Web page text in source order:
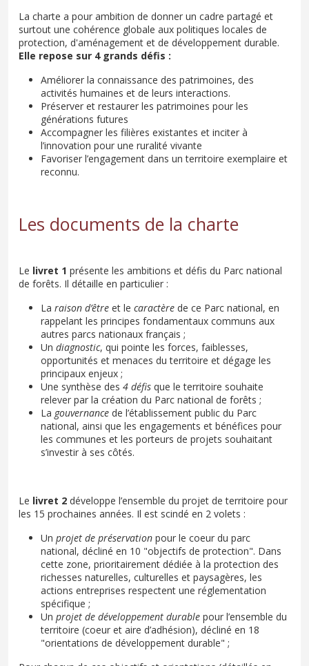
La charte a pour ambition de donner un cadre partagé et
surtout une cohérence globale aux politiques locales de
protection, d'aménagement et de développement durable.
Elle repose sur 4 grands défis :
Améliorer la connaissance des patrimoines, des
activités humaines et de leurs interactions.
Préserver et restaurer les patrimoines pour les
générations futures
Accompagner les filières existantes et inciter à
l’innovation pour une ruralité vivante
Favoriser l’engagement dans un territoire exemplaire et
reconnu.
Les documents de la charte
Le livret 1 présente les ambitions et défis du Parc national
de forêts. Il détaille en particulier :
La raison d’être et le caractère de ce Parc national, en
rappelant les principes fondamentaux communs aux
autres parcs nationaux français ;
Un diagnostic, qui pointe les forces, faiblesses,
opportunités et menaces du territoire et dégage les
principaux enjeux ;
Une synthèse des 4 défis que le territoire souhaite
relever par la création du Parc national de forêts ;
La gouvernance de l’établissement public du Parc
national, ainsi que les engagements et bénéfices pour
les communes et les porteurs de projets souhaitant
s’investir à ses côtés.
Le livret 2 développe l’ensemble du projet de territoire pour
les 15 prochaines années. Il est scindé en 2 volets :
Un projet de préservation pour le coeur du parc
national, décliné en 10 "objectifs de protection". Dans
cette zone, prioritairement dédiée à la protection des
richesses naturelles, culturelles et paysagères, les
actions entreprises respectent une réglementation
spécifique ;
Un projet de développement durable pour l’ensemble du
territoire (coeur et aire d’adhésion), décliné en 18
"orientations de développement durable" ;